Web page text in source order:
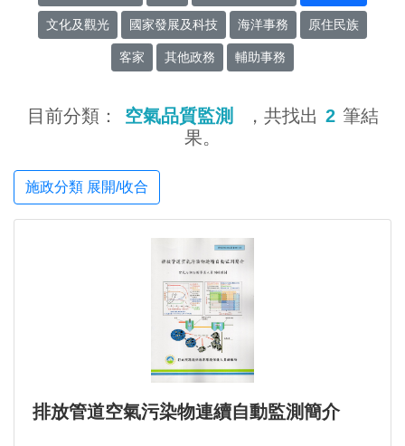
文化及觀光 國家發展及科技 海洋事務 原住民族
客家 其他政務 輔助事務
目前分類： 空氣品質監測 ，共找出 2 筆結
果。
施政分類 展開/收合
排放管道空氣污染物連續自動監測簡介